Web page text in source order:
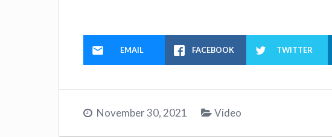
EMAIL FACEBOOK TWITTER
November 30, 2021 Video